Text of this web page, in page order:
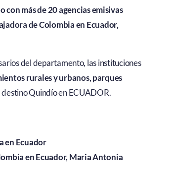
con más de 20 agencias emisivas
de Colombia en Ecuador,
del departamento, las instituciones
rurales y urbanos, parques
Quindío en ECUADOR.
en Ecuador
en Ecuador, Maria Antonia